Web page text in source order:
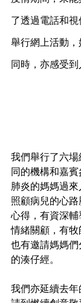
了透過電話和
舉行網上活動
同時，亦感受到
我們舉行了六
同的機構和嘉
肺炎的媽媽過
照顧病兒的心
心得，有資深
情緒關顧，有牧
也有邀請媽媽
的湊仔經。
我們亦延續去